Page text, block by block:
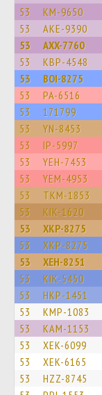
53
KM-9650
53 AKE-9390
53 AXX-7760
53 KBP-4548
53 BOI-8275
53 PA-6516
53 171799
53 YN-8453
53 IP-5997
53 YEH-7453
53 YEM-4953
53 TKM-1853
53 KIK-1620
53 XKP-8275
53 XKP-8275
53 XEH-8251
53 KIK-5450
53 HKP-1451
53 KMP-1083
53 KAM-1153
53 XEK-6099
53 XEK-6165
53 HZZ-8745